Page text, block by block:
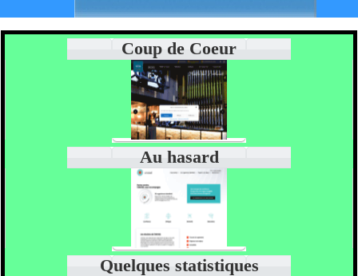
Coup de Coeur
Au hasard
Quelques statistiques